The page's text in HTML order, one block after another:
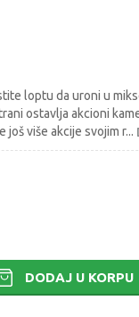
loptu da uroni u
ostavlja akcioni
još više akcije svojim r...
DODAJ U KORPU